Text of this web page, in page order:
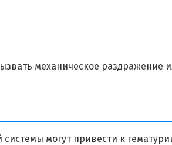
механическое раздражение
могут привести к